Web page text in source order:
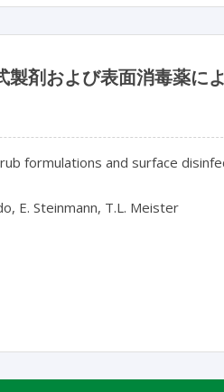
剤および表面消毒薬に
formulations and surface
E. Steinmann, T.L. Meister